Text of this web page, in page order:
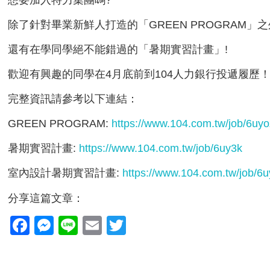
除了針對畢業新鮮人打造的「GREEN PROGRAM」之
還有在學同學絕不能錯過的「暑期實習計畫」!
歡迎有興趣的同學在4月底前到104人力銀行投遞履歷！
完整資訊請參考以下連結：
GREEN PROGRAM: https://www.104.com.tw/job/
暑期實習計畫: https://www.104.com.tw/job/6uy3k
室內設計暑期實習計畫: https://www.104.com.tw/job/
分享這篇文章：
Facebook
Messenger
LineEmail